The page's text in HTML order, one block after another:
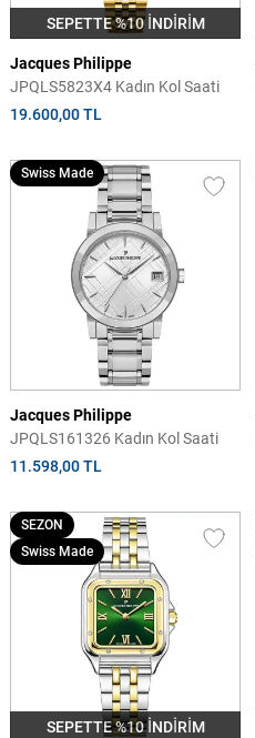
SEPETTE %10 İNDİRİM
Jacques Philippe
JPQLS5823X4 Kadın Kol Saati
19.600,00 TL
Swiss Made
Jacques Philippe
JPQLS161326 Kadın Kol Saati
11.598,00 TL
SEPETTE %10 İNDİRİM
SEZON
Swiss Made